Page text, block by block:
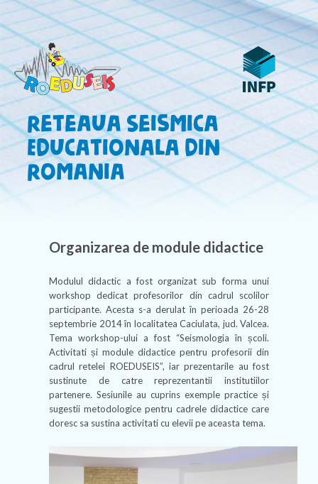
Reteaua Seismica
Educationala din
Romania
Organizarea de module didactice
Modulul didactic a fost organizat sub forma unui
workshop dedicat profesorilor din cadrul scolilor
participante. Acesta s-a derulat în perioada 26-28
septembrie 2014 în localitatea Caciulata, jud. Valcea.
Tema workshop-ului a fost “Seismologia în școli.
Activitati și module didactice pentru profesorii din
cadrul retelei ROEDUSEIS”, iar prezentarile au fost
sustinute de catre reprezentantii institutiilor
partenere. Sesiunile au cuprins exemple practice și
sugestii metodologice pentru cadrele didactice care
doresc sa sustina activitati cu elevii pe aceasta tema.